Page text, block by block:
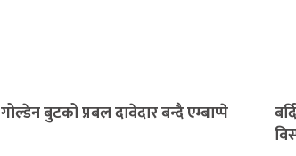
गोल्डेन बुटको प्रबल दावेदार बन्दै एम्बाप्पे